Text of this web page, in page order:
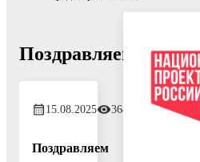
Поздравляем!
15.08.2025 368
Поздравляем